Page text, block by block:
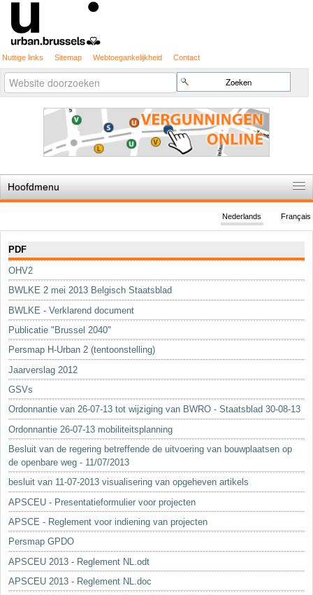
Nuttige links Sitemap Webtoegankelijkheid Contact
Zoek
Geavanceerd
zoeken...
Hoofdmenu
De spelregels
Stedenbouwkundige vergunning
Cartografie
Studies en publicaties
Sleutelwoorden
Stedenbouwkundige inlichtingen
Français
Nederlands
PDF
OHV2
BWLKE 2 mei 2013 Belgisch Staatsblad
BWLKE - Verklarend document
Publicatie "Brussel 2040"
Persmap H-Urban 2 (tentoonstelling)
Jaarverslag 2012
GSVs
Ordonnantie van 26-07-13 tot wijziging van BWRO - Staatsblad 30-08-13
Ordonnantie 26-07-13 mobiliteitsplanning
Besluit van de regering betreffende de uitvoering van bouwplaatsen op
de openbare weg - 11/07/2013
besluit van 11-07-2013 visualisering van opgeheven artikels
APSCEU - Presentatieformulier voor projecten
APSCE - Reglement voor indiening van projecten
Persmap GPDO
APSCEU 2013 - Reglement NL.odt
APSCEU 2013 - Reglement NL.doc